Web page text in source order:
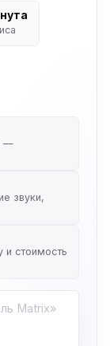
—
звуки,
и стоимость